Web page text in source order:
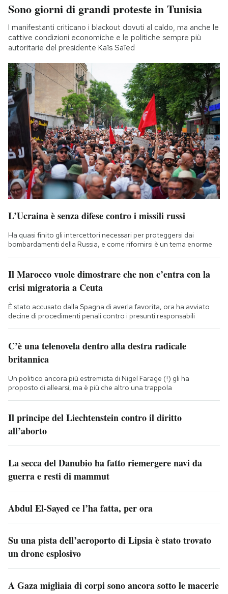
Sono giorni di grandi proteste in Tunisia
I manifestanti criticano i blackout dovuti al caldo, ma anche le
cattive condizioni economiche e le politiche sempre più
autoritarie del presidente Kaïs Saïed
L’Ucraina è senza difese contro i missili russi
Ha quasi finito gli intercettori necessari per proteggersi dai
bombardamenti della Russia, e come rifornirsi è un tema enorme
Il Marocco vuole dimostrare che non c’entra con la
crisi migratoria a Ceuta
È stato accusato dalla Spagna di averla favorita, ora ha avviato
decine di procedimenti penali contro i presunti responsabili
C’è una telenovela dentro alla destra radicale
britannica
Un politico ancora più estremista di Nigel Farage (!) gli ha
proposto di allearsi, ma è più che altro una trappola
Il principe del Liechtenstein contro il diritto
all’aborto
La secca del Danubio ha fatto riemergere navi da
guerra e resti di mammut
Abdul El-Sayed ce l’ha fatta, per ora
Su una pista dell’aeroporto di Lipsia è stato trovato
un drone esplosivo
A Gaza migliaia di corpi sono ancora sotto le macerie